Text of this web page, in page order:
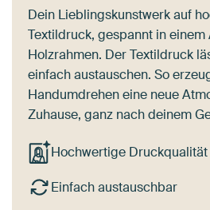
Dein Lieblingskunstwerk auf
Textildruck, gespannt in
Holzrahmen. Der Textildruck
einfach austauschen. So
Handumdrehen eine neue
Zuhause, ganz nach deinem
Hochwertige Druckqualität
Einfach austauschbar